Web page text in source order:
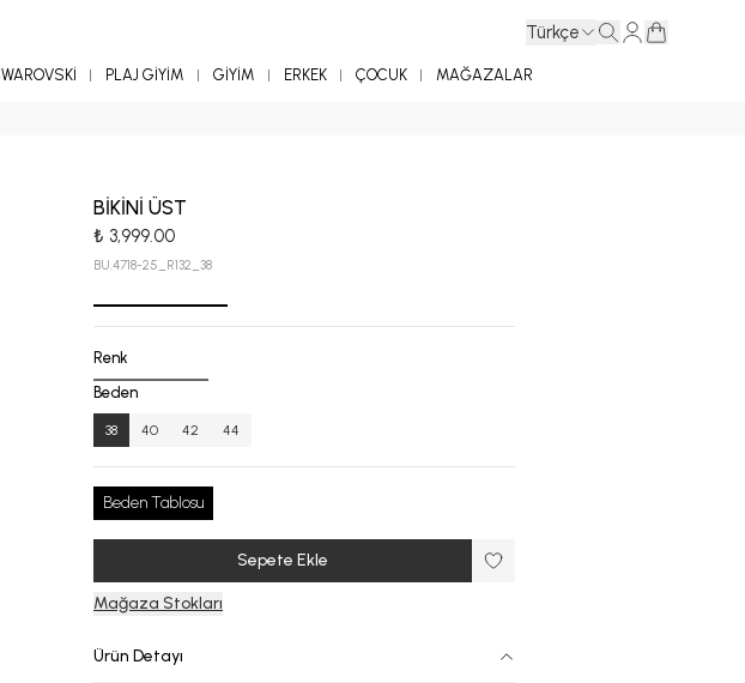
Türkçe
PLAJ GİYİM GİYİM ERKEK ÇOCUK MAĞAZALAR
BİKİNİ ÜST
₺ 3,999.00
BU.4718-25_R132_38
Renk
Beden
38 40 42 44
Beden Tablosu
Sepete Ekle
Mağaza Stokları
Ürün Detayı